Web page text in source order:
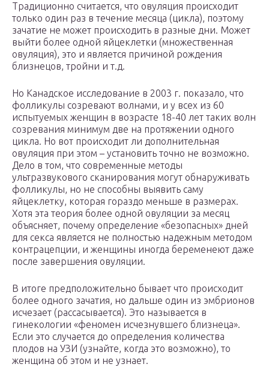
Традиционно считается, что овуляция происходит
только один раз в течение месяца (цикла), поэтому
зачатие не может происходить в разные дни. Может
выйти более одной яйцеклетки (множественная
овуляция), это и является причиной рождения
близнецов, тройни и т.д.
Но Канадское исследование в 2003 г. показало, что
фолликулы созревают волнами, и у всех из 60
испытуемых женщин в возрасте 18-40 лет таких волн
созревания минимум две на протяжении одного
цикла. Но вот происходит ли дополнительная
овуляция при этом – установить точно не возможно.
Дело в том, что современные методы
ультразвукового сканирования могут обнаруживать
фолликулы, но не способны выявить саму
яйцеклетку, которая гораздо меньше в размерах.
Хотя эта теория более одной овуляции за месяц
объясняет, почему определение «безопасных» дней
для секса является не полностью надежным методом
контрацепции, и женщины иногда беременеют даже
после завершения овуляции.
В итоге предположительно бывает что происходит
более одного зачатия, но дальше один из эмбрионов
исчезает (рассасывается). Это называется в
гинекологии «феномен исчезнувшего близнеца».
Если это случается до определения количества
плодов на УЗИ (узнайте, когда это возможно), то
женщина об этом и не узнает.